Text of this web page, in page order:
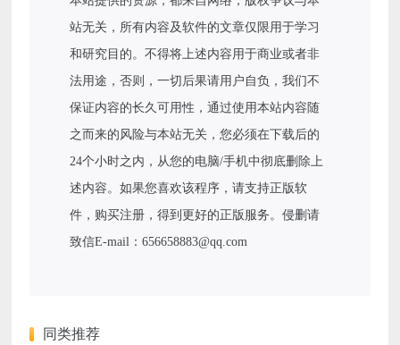
站无关，所有内容及软件的文章仅限用于学习
和研究目的。不得将上述内容用于商业或者非
法用途，否则，一切后果请用户自负，我们不
保证内容的长久可用性，通过使用本站内容随
之而来的风险与本站无关，您必须在下载后的
24个小时之内，从您的电脑/手机中彻底删除上
述内容。如果您喜欢该程序，请支持正版软
件，购买注册，得到更好的正版服务。侵删请
致信E-mail：656658883@qq.com
同类推荐